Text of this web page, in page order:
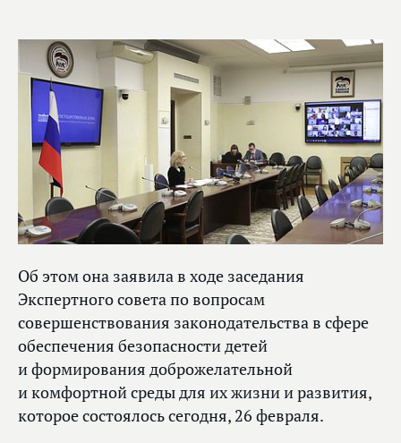
Об этом она заявила в ходе заседания
Экспертного совета по вопросам
совершенствования законодательства в сфере
обеспечения безопасности детей
и формирования доброжелательной
и комфортной среды для их жизни и развития,
которое состоялось сегодня, 26 февраля.